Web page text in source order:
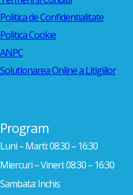
Politica de Confidentialitate
Politica Cookie
ANPC
Solutionarea Online a Litigiilor
Program
Luni – Marti: 08:30 – 16:30
Miercuri – Vineri: 08:30 – 16:30
Sambata: Inchis